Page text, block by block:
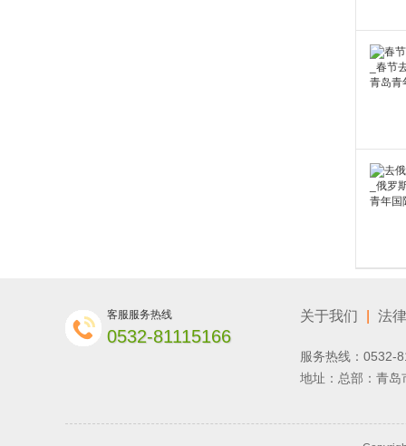
客服服务热线
0532-81115166
关于我们 法
服务热线：0532-
地址：总部：青岛